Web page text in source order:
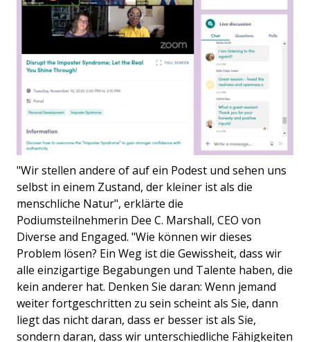
"Wir stellen andere of auf ein Podest und sehen uns
selbst in einem Zustand, der kleiner ist als die
menschliche Natur", erklärte die
Podiumsteilnehmerin Dee C. Marshall, CEO von
Diverse and Engaged. "Wie können wir dieses
Problem lösen? Ein Weg ist die Gewissheit, dass wir
alle einzigartige Begabungen und Talente haben, die
kein anderer hat. Denken Sie daran: Wenn jemand
weiter fortgeschritten zu sein scheint als Sie, dann
liegt das nicht daran, dass er besser ist als Sie,
sondern daran, dass wir unterschiedliche Fähigkeiten